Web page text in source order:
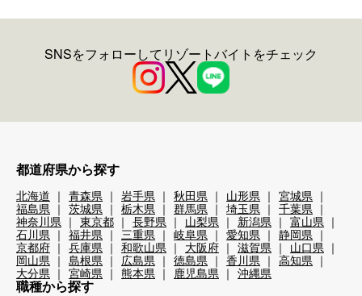
SNSをフォローしてリゾートバイトをチェック
都道府県から探す
北海道 青森県 岩手県 秋田県 山形県
宮城県
福島県
茨城県 栃木県 群馬県 埼玉県
千葉県
神奈川県
東京都 長野県 山梨県 新潟県
富山県
石川県
福井県 三重県 岐阜県 愛知県
静岡県
京都府
兵庫県 和歌山県 大阪府 滋賀県
山口県
岡山県
島根県 広島県 徳島県 香川県
高知県
大分県
宮崎県 熊本県 鹿児島県 沖縄県
職種から探す